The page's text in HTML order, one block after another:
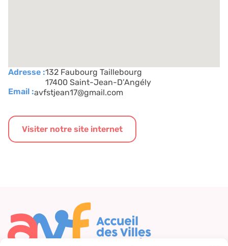
Adresse :132 Faubourg Taillebourg
17400 Saint-Jean-D’Angély
Email :avfstjean17@gmail.com
Visiter notre site internet